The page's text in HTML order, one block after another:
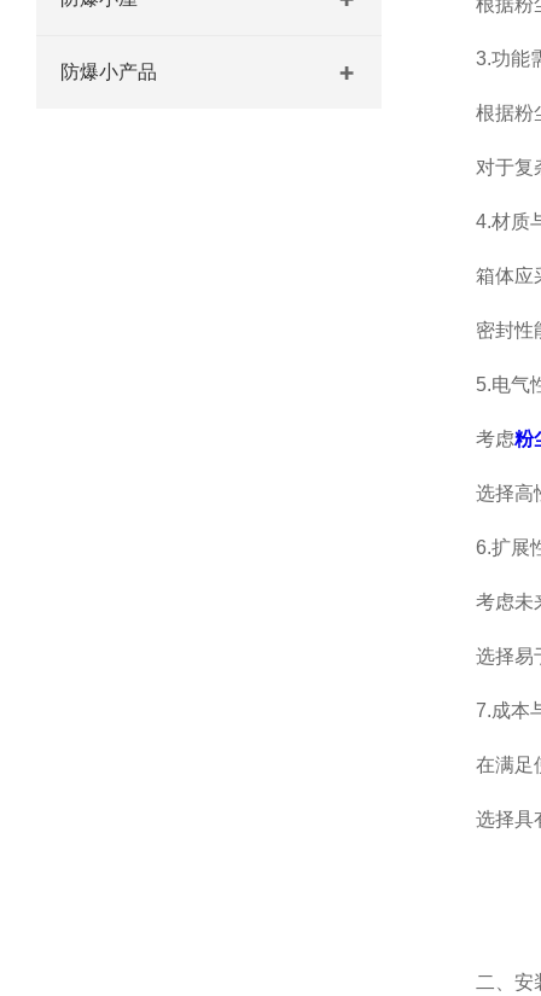
防爆小产品
根据粉尘
3.功能
根据粉尘
对于复杂
4.材质
箱体应采
密封性能
5.电气
考虑粉
选择高性
6.扩展性
考虑未来
选择易于
7.成本
在满足使
选择具有
二、安